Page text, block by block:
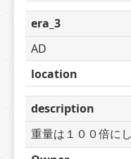
era_3
AD
location
description
重量は１００倍に